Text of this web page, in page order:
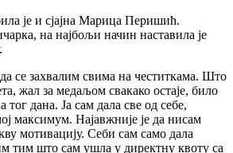
је и сјајна Марица Перишић.
на најбољи начин наставила је
се захвалим свима на честиткама. Што
жал за медаљом свакако остаје, било
тог дана. Ја сам дала све од себе,
максимум. Најавжније је да нисам
мотивацију. Себи сам само дала
тим што сам ушла у директну квоту са